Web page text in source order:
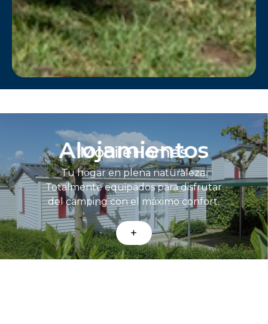
MobileHomes
Tu hogar en plena naturaleza.
Totalmente equipados para disfrutar
del camping con el máximo confort.
+
Alojamientos